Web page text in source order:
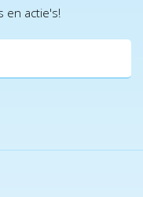
en actie's!